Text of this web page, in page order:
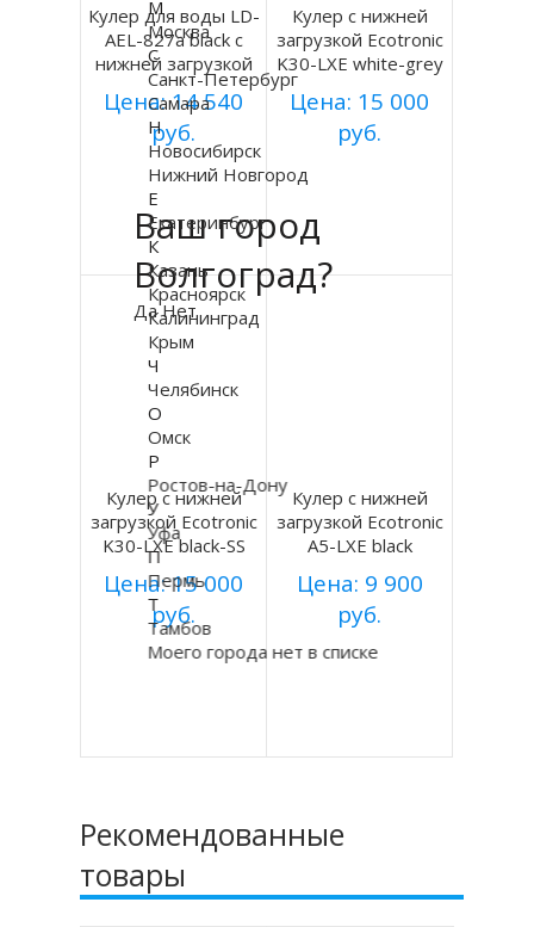
Кулер для воды LD-
AEL-827a black с
нижней загрузкой
Цена: 14 540
руб.
Купить
Подробнее
Кулер с нижней
загрузкой Ecotronic
K30-LXE white-grey
Цена: 15 000
руб.
Подробнее
Кулер с нижней
загрузкой Ecotronic
K30-LXE black-SS
Цена: 15 000
руб.
Купить
Кулер с нижней
загрузкой Ecotronic
A5-LXE black
Цена: 9 900
руб.
Купить
Рекомендованные
товары
Ваш город
Волгоград?
Да Нет
М
Москва
С
Санкт-Петербург
Самара
Н
Новосибирск
Нижний Новгород
Е
Екатеринбург
К
Казань
Красноярск
Калининград
Крым
Ч
Челябинск
О
Омск
Р
Ростов-на-Дону
У
Уфа
П
Пермь
Т
Тамбов
Моего города нет в списке